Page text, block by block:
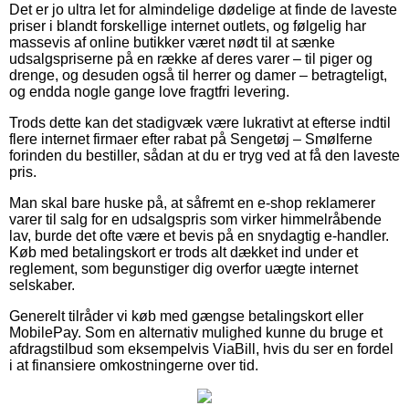
Det er jo ultra let for almindelige dødelige at finde de laveste
priser i blandt forskellige internet outlets, og følgelig har
massevis af online butikker været nødt til at sænke
udsalgspriserne på en række af deres varer – til piger og
drenge, og desuden også til herrer og damer – betragteligt,
og endda nogle gange love fragtfri levering.
Trods dette kan det stadigvæk være lukrativt at efterse indtil
flere internet firmaer efter rabat på Sengetøj – Smølferne
forinden du bestiller, sådan at du er tryg ved at få den laveste
pris.
Man skal bare huske på, at såfremt en e-shop reklamerer
varer til salg for en udsalgspris som virker himmelråbende
lav, burde det ofte være et bevis på en snydagtig e-handler.
Køb med betalingskort er trods alt dækket ind under et
reglement, som begunstiger dig overfor uægte internet
selskaber.
Generelt tilråder vi køb med gængse betalingskort eller
MobilePay. Som en alternativ mulighed kunne du bruge et
afdragstilbud som eksempelvis ViaBill, hvis du ser en fordel
i at finansiere omkostningerne over tid.